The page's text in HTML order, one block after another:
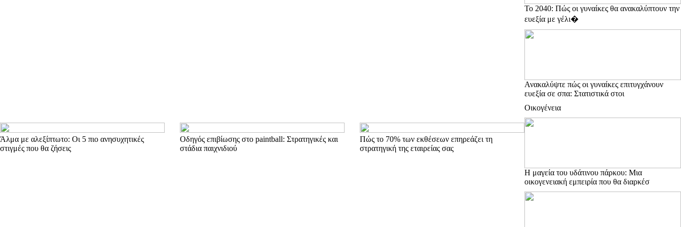
Άλμα με αλεξίπτωτο: Οι 5 πιο ανησυχητικές
στιγμές που θα ζήσεις
Οδηγός επιβίωσης στο paintball: Στρατηγικές και
στάδια παιχνιδιού
Πώς το 70% των εκθέσεων επηρεάζει τη
στρατηγική της εταιρείας σας
Το 2040: Πώς οι γυναίκες θα ανακαλύπτουν την
ευεξία με γέλι�
Ανακαλύψτε πώς οι γυναίκες επιτυγχάνουν
ευεξία σε σπα: Στατιστικά στοι
Οικογένεια
Η μαγεία του υδάτινου πάρκου: Μια
οικογενειακή εμπειρία που θα διαρκέσ